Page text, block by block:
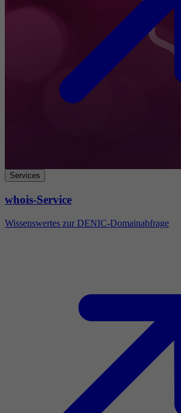
Services
whois-Service
Wissenswertes zur DENIC-Domainabfrage